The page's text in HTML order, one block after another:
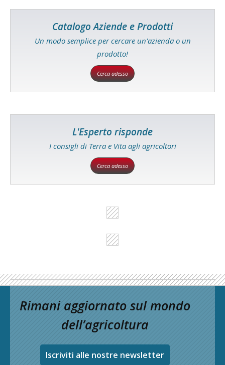
Catalogo Aziende e Prodotti
Un modo semplice per cercare un'azienda o un
prodotto!
Cerca adesso
L'Esperto risponde
I consigli di Terra e Vita agli agricoltori
Cerca adesso
Rimani aggiornato sul mondo
dell’agricoltura
Iscriviti alle nostre newsletter